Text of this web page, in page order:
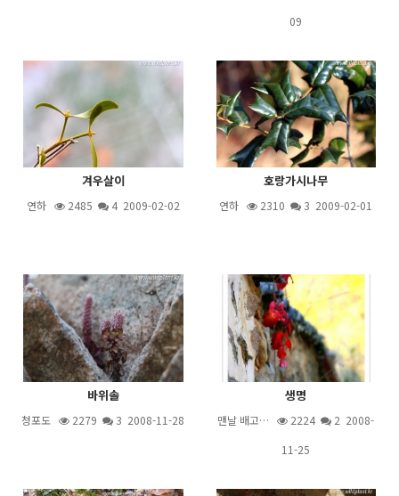
09
겨우살이
연하 2485 42009-02-02
호랑가시나무
연하 2310 3 2009-02-01
바위솔
청포도 2279 3 2008-11-28
생명
맨날 배고… 2224 2 2008-
11-25